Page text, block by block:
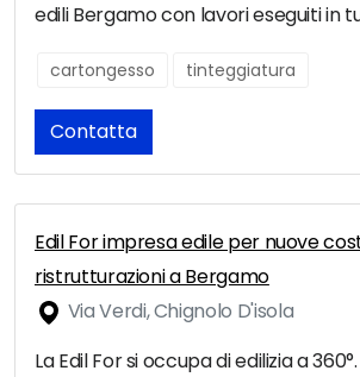
edili Bergamo con lavori eseguiti in
cartongesso tinteggiatura
Contatta
Edil For impresa edile per nuove
ristrutturazioni a Bergamo
Via Verdi, Chignolo D'isola
La Edil For si occupa di edilizia a